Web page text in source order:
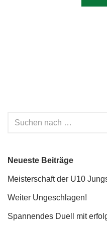
Neueste Beiträge
Meisterschaft der U10
Weiter Ungeschlagen!
Spannendes Duell mit